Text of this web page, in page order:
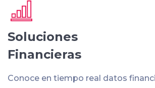
Soluciones
Financieras
Conoce en tiempo real datos